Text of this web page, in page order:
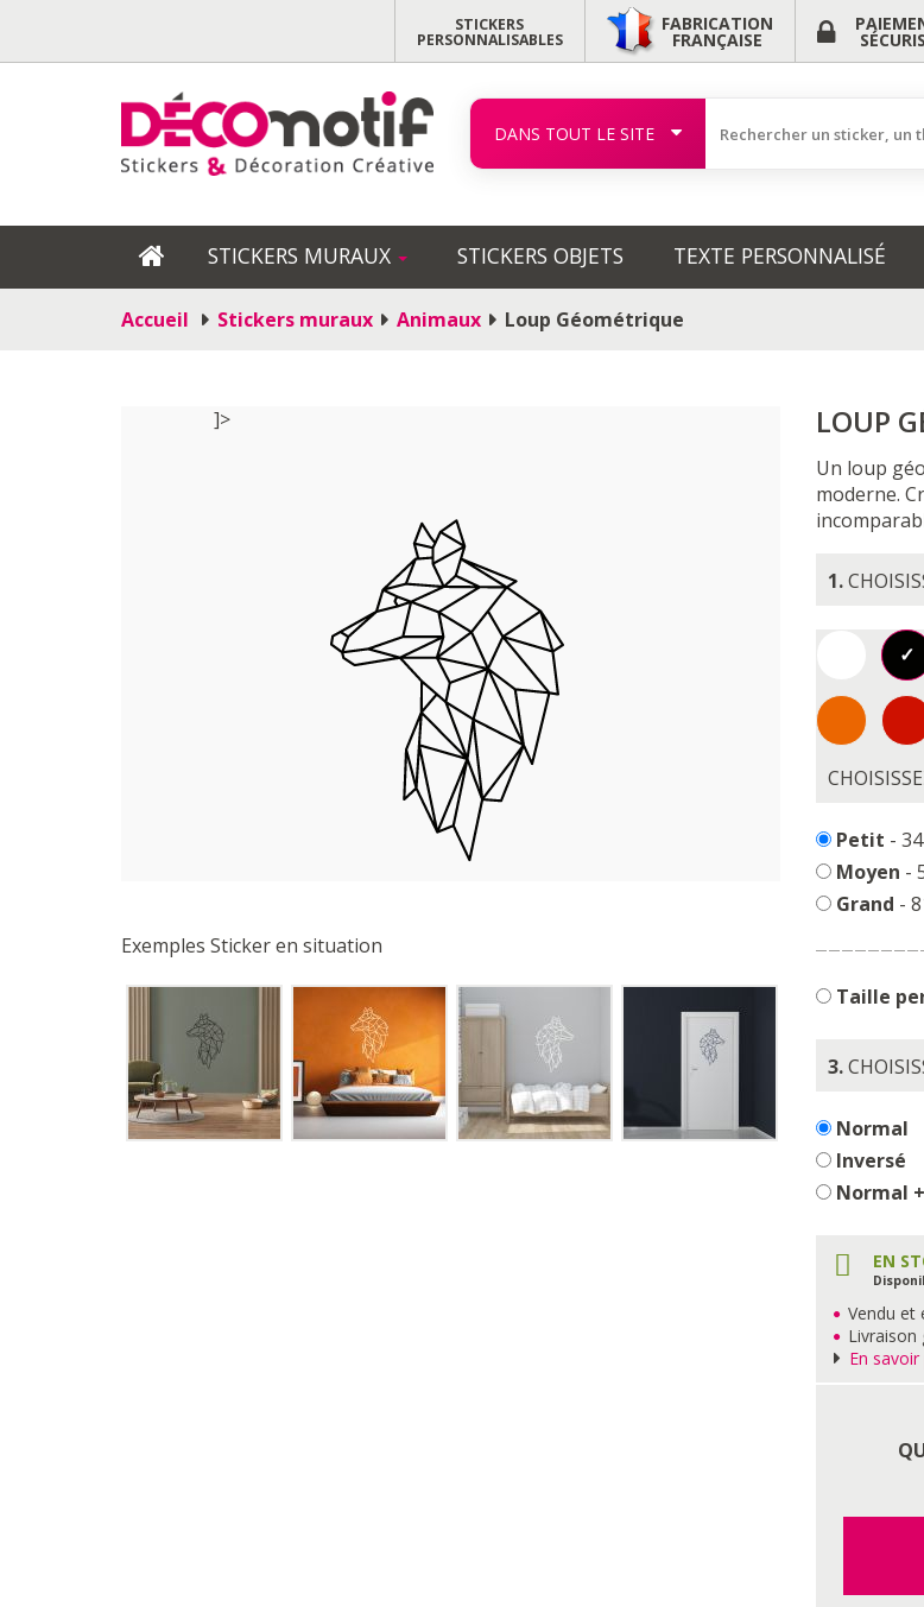
STICKERS
PERSONNALISABLES
FABRICATION
FRANÇAISE
DANS TOUT LE SITE
STICKERS MURAUX STICKERS OBJETS TEXTE PERSONNALISÉ
Accueil Stickers muraux Animaux Loup Géométrique
]>
Exemples Sticker en situation
LOUP
Un loup
moderne.
1.
Petit -
Moyen -
Grand -
Taille
3.
Normal
Inversé
Normal
EN
Vendu et
Livraison
En